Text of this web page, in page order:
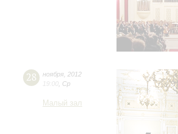
28 ноября 2012
19:00 Ср
Малый зал